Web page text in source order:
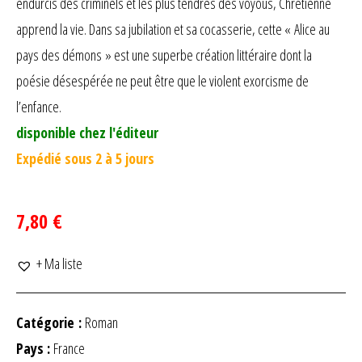
apprend la vie. Dans sa jubilation et sa cocasserie, cette « Alice au
pays des démons » est une superbe création littéraire dont la
poésie désespérée ne peut être que le violent exorcisme de
l’enfance.
disponible chez l'éditeur
Expédié sous 2 à 5 jours
7,80 €
+ Ma liste
Catégorie : Roman
Pays : France